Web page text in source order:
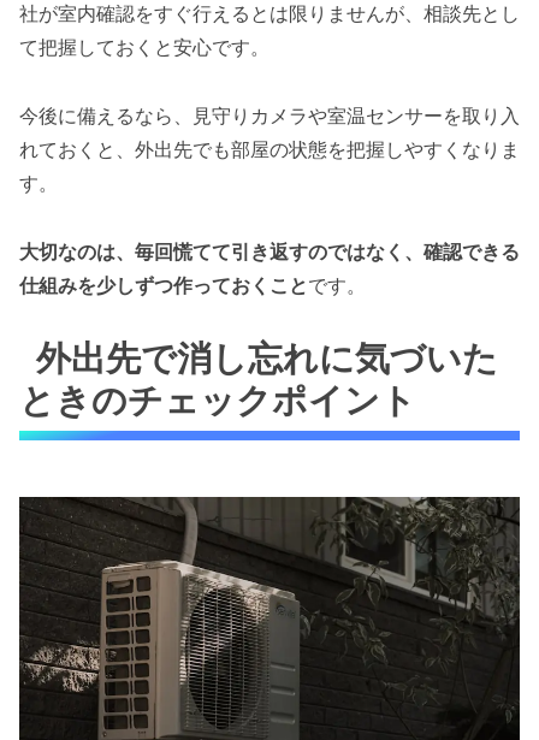
社が室内確認をすぐ行えるとは限りませんが、相談先とし
て把握しておくと安心です。
今後に備えるなら、見守りカメラや室温センサーを取り入
れておくと、外出先でも部屋の状態を把握しやすくなりま
す。
大切なのは、毎回慌てて引き返すのではなく、確認できる
仕組みを少しずつ作っておくことです。
外出先で消し忘れに気づいた
ときのチェックポイント